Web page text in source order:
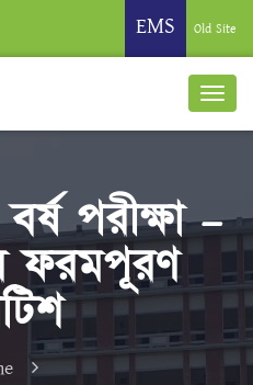
EMS Old Site
পরীক্ষা –
ফরমপূরণ